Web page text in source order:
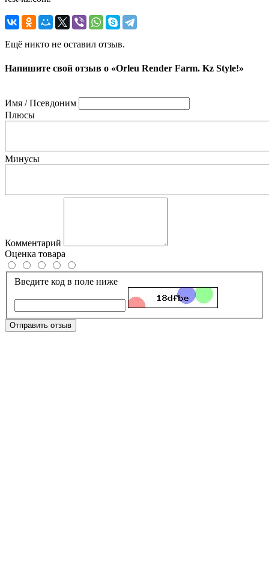
Ещё никто не оставил отзыв.
Напишите свой отзыв о «Orleu Render Farm. Kz Style!»
Имя / Псевдоним
Плюсы
Минусы
Комментарий
Оценка товара
Введите код в поле ниже
Отправить отзыв